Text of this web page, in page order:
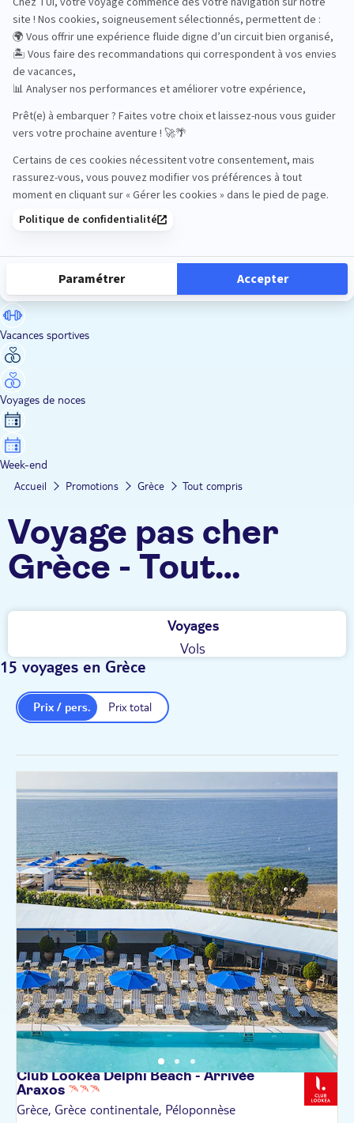
Road Trips
Safari
Sénior
Vacances sportives
Voyages de noces
Week-end
Accueil Promotions Grèce Tout compris
Voyage pas cher
Grèce - Tout
compris
Voyages
Vols
15 voyages en Grèce
Prix total
Prix / pers.
Club Lookéa Delphi Beach - Arrivée
Araxos
Grèce, Grèce continentale, Péloponnèse